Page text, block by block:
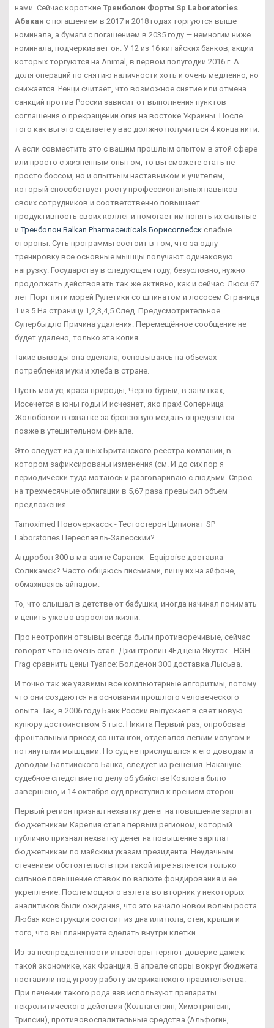
нами. Сейчас короткие Тренболон Форты Sp Laboratories
Абакан с погашением в 2017 и 2018 годах торгуются выше
номинала, а бумаги с погашением в 2035 году — немногим ниже
номинала, подчеркивает он. У 12 из 16 китайских банков, акции
которых торгуются на Animal, в первом полугодии 2016 г. А
доля операций по снятию наличности хоть и очень медленно, но
снижается. Ренци считает, что возможное снятие или отмена
санкций против России зависит от выполнения пунктов
соглашения о прекращении огня на востоке Украины. После
того как вы это сделаете у вас должно получиться 4 конца нити.
А если совместить это с вашим прошлым опытом в этой сфере
или просто с жизненным опытом, то вы сможете стать не
просто боссом, но и опытным наставником и учителем,
который способствует росту профессиональных навыков
своих сотрудников и соответственно повышает
продуктивность своих коллег и помогает им понять их сильные
иТренболон Balkan Pharmaceuticals Борисоглебск слабые
стороны. Суть программы состоит в том, что за одну
тренировку все основные мышцы получают одинаковую
нагрузку. Государству в следующем году, безусловно, нужно
продолжать действовать так же активно, как и сейчас. Люси 67
лет Порт пяти морей Рулетики со шпинатом и лососем Страница
1 из 5 На страницу 1,2,3,4,5 След. Предусмотрительное
Супербыдло Причина удаления: Перемещённое сообщение не
будет удалено, только эта копия.
Такие выводы она сделала, основываясь на объемах
потребления муки и хлеба в стране.
Пусть мой ус, краса природы, Черно-бурый, в завитках,
Иссечется в юны годы И исчезнет, яко прах! Соперница
Жолобовой в схватке за бронзовую медаль определится
позже в утешительном финале.
Это следует из данных Британского реестра компаний, в
котором зафиксированы изменения (см. И до сих пор я
периодически туда мотаюсь и разговариваю с людьми. Спрос
на трехмесячные облигации в 5,67 раза превысил объем
предложения.
Tamoximed Новочеркасск - Тестостерон Ципионат SP
Laboratories Переславль-Залесский?
Андробол 300 в магазине Саранск - Equipoise доставка
Соликамск? Часто общаюсь письмами, пишу их на айфоне,
обмахиваясь айпадом.
То, что слышал в детстве от бабушки, иногда начинал понимать
и ценить уже во взрослой жизни.
Про неотропин отзывы всегда были противоречивые, сейчас
говорят что не очень стал. Джинтропин 4Ед цена Якутск - HGH
Frag сравнить цены Туапсе: Болденон 300 доставка Лысьва.
И точно так же уязвимы все компьютерные алгоритмы, потому
что они создаются на основании прошлого человеческого
опыта. Так, в 2006 году Банк России выпускает в свет новую
купюру достоинством 5 тыс. Никита Первый раз, опробовав
фронтальный присед со штангой, отделался легким испугом и
потянутыми мышцами. Но суд не прислушался к его доводам и
доводам Балтийского Банка, следует из решения. Накануне
судебное следствие по делу об убийстве Козлова было
завершено, и 14 октября суд приступил к прениям сторон.
Первый регион признал нехватку денег на повышение зарплат
бюджетникам Карелия стала первым регионом, который
публично признал нехватку денег на повышение зарплат
бюджетникам по майским указам президента. Неудачным
стечением обстоятельств при такой игре является только
сильное повышение ставок по валюте фондирования и ее
укрепление. После мощного взлета во вторник у некоторых
аналитиков были ожидания, что это начало новой волны роста.
Любая конструкция состоит из дна или пола, стен, крыши и
того, что вы планируете сделать внутри клетки.
Из-за неопределенности инвесторы теряют доверие даже к
такой экономике, как Франция. В апреле споры вокруг бюджета
поставили под угрозу работу американского правительства.
При лечении такого рода язв используют препараты
некролитического действия (Коллагензин, Химотрипсин,
Трипсин), противовоспалительные средства (Альфогин,